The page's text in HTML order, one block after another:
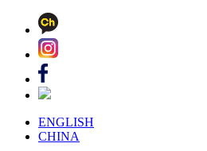
ENGLISH
CHINA